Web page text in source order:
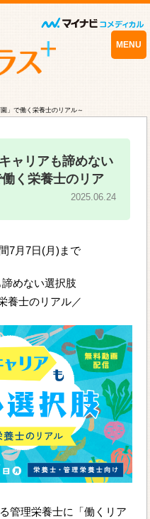
MENU
」で働く栄養士のリアル～
ャリアも諦めない
く栄養士のリア
2025.06.24
7月7日(月)まで
めない選択肢
養士のリアル／
管理栄養士に「働くリア